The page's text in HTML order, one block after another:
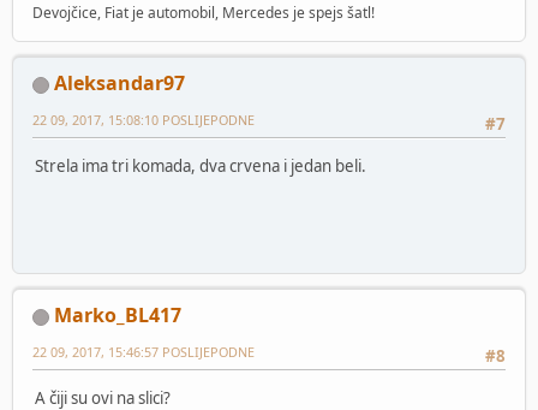
Devojčice, Fiat je automobil, Mercedes je spejs šatl!
Aleksandar97
#7
22 09, 2017, 15:08:10 POSLIJEPODNE
Strela ima tri komada, dva crvena i jedan beli.
Marko_BL417
#8
22 09, 2017, 15:46:57 POSLIJEPODNE
A čiji su ovi na slici?